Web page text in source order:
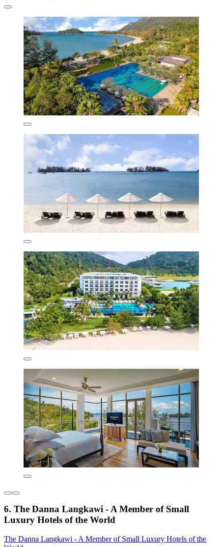
6. The Danna Langkawi - A Member of Small
Luxury Hotels of the World
The Danna Langkawi - A Member of Small Luxury Hotels of the